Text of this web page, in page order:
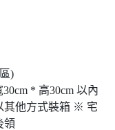
)
* 高30cm 以內
其他方式裝箱 ※ 宅
領